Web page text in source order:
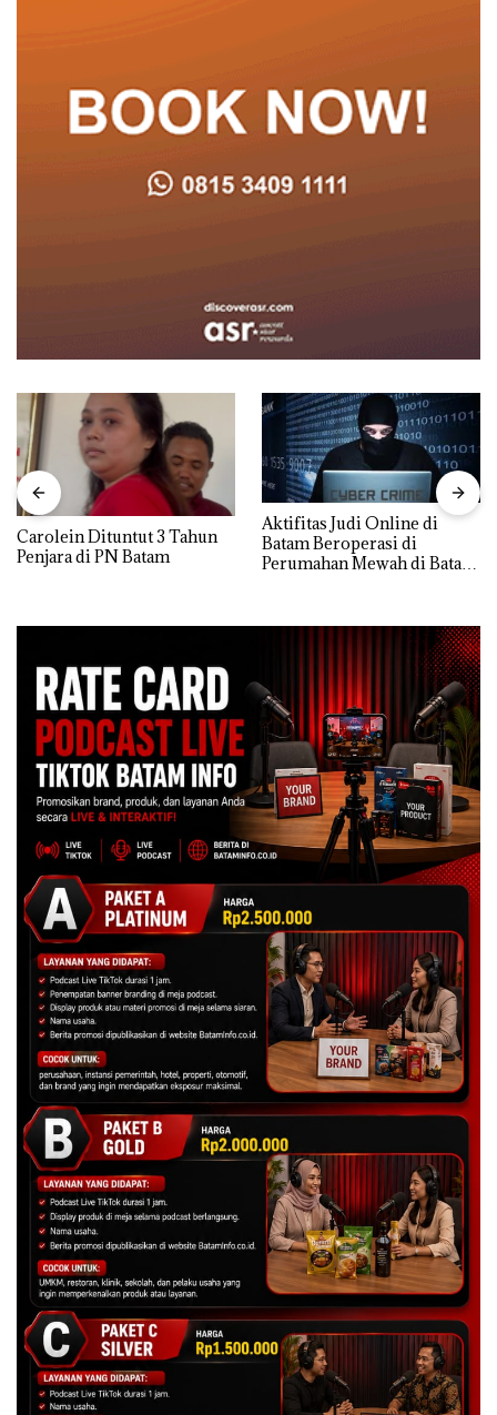
Carolein Dituntut 3 Tahun
Penjara di PN Batam
Aktifitas Judi Online di
Batam Beroperasi di
Perumahan Mewah di Batam